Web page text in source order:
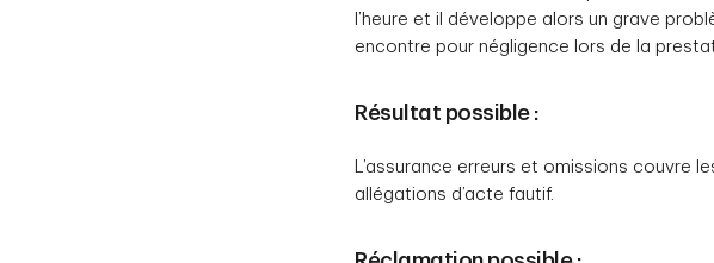
l’heure et il développe alors un grave
encontre pour négligence lors de la
Résultat possible :
L’assurance erreurs et omissions couvre
allégations d’acte fautif.